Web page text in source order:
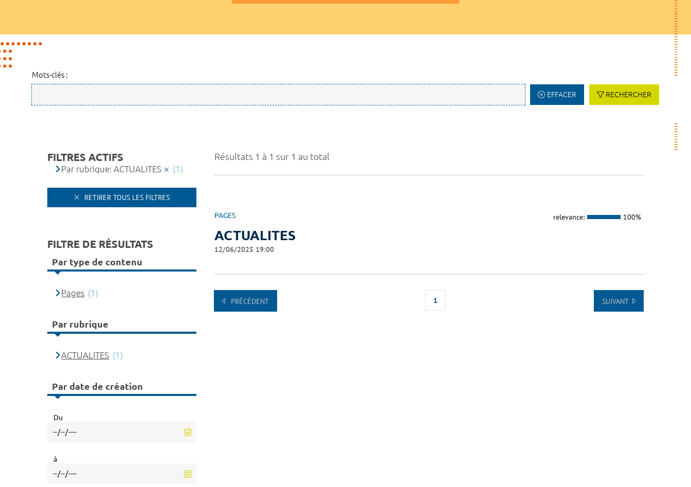
Mots-clés :
EFFACER RECHERCHER
Résultats 1 à 1 sur 1 au total
PAGES relevance: 100%
ACTUALITES
12/06/2025 19:00
PRÉCÉDENT 1 SUIVANT
FILTRES ACTIFS
Par rubrique: ACTUALITES (1)
RETIRER TOUS LES FILTRES
FILTRE DE RÉSULTATS
Par type de contenu
Pages (1)
Par rubrique
ACTUALITES (1)
Par date de création
Du
à